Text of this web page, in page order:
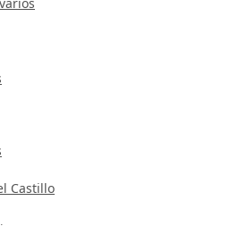
Castillo